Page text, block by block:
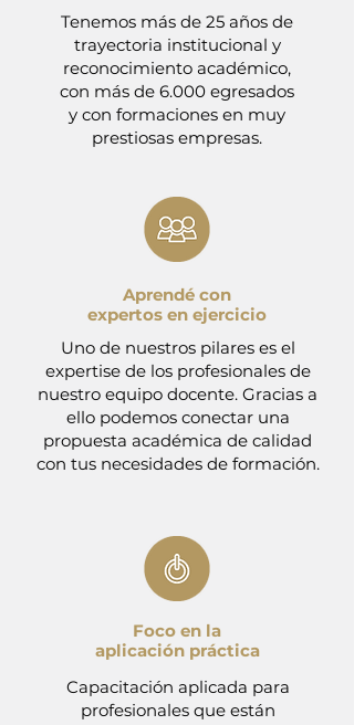
Tenemos más de 25 años de
trayectoria institucional y
reconocimiento académico,
con más de 6.000 egresados
y con formaciones en muy
prestiosas empresas.
Aprendé con
expertos en ejercicio
Uno de nuestros pilares es el
expertise de los profesionales de
nuestro equipo docente. Gracias a
ello podemos conectar una
propuesta académica de calidad
con tus necesidades de formación.
Foco en la
aplicación práctica
Capacitación aplicada para
profesionales que están